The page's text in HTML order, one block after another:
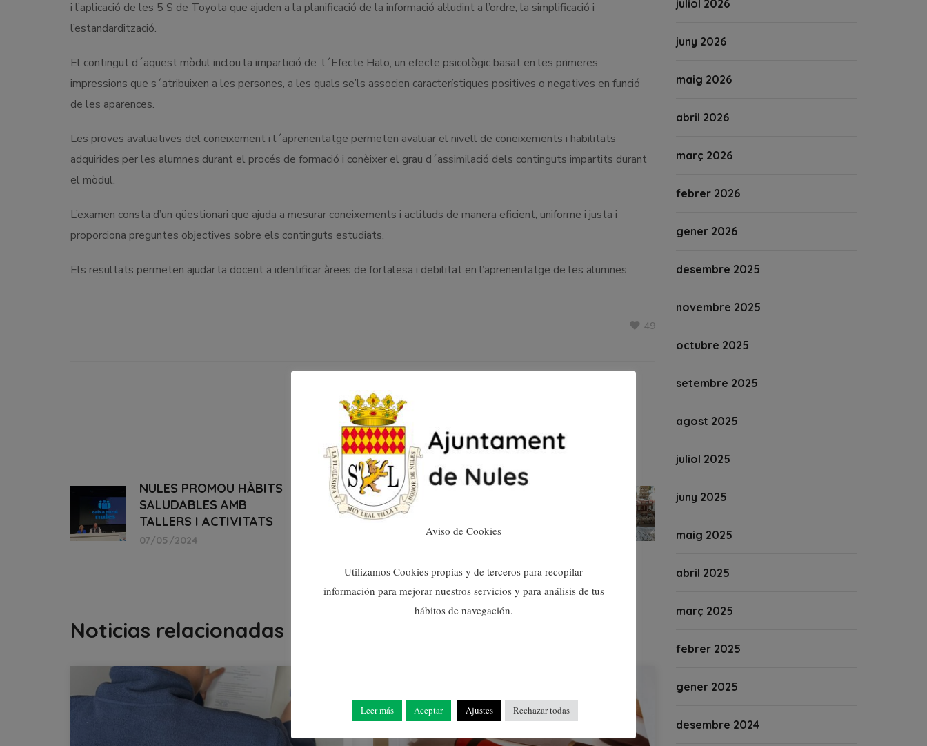
i l’aplicació de les 5 S de Toyota que ajuden a la planificació de la informació al·ludint a l’ordre, la simplificació i
l’estandardització.
El contingut d´aquest mòdul inclou la impartició de l´Efecte Halo, un efecte psicològic basat en les primeres
impressions que s´atribuixen a les persones, a les quals se’ls associen característiques positives o negatives en funció
de les aparences.
Les proves avaluatives del coneixement i l´aprenentatge permeten avaluar el nivell de coneixements i habilitats
adquirides per les alumnes durant el procés de formació i conèixer el grau d´assimilació dels continguts impartits durant
el mòdul.
L’examen consta d’un qüestionari que ajuda a mesurar coneixements i actituds de manera eficient, uniforme i justa i
proporciona preguntes objectives sobre els continguts estudiats.
Els resultats permeten ajudar la docent a identificar àrees de fortalesa i debilitat en l’aprenentatge de les alumnes.
49
NULES PROMOU HÀBITS
SALUDABLES AMB
TALLERS I ACTIVITATS
07/05/2024
NULES REIVINDICA LA
Noticias relacionadas
juliol 2026
juny 2026
maig 2026
abril 2026
març 2026
febrer 2026
gener 2026
desembre 2025
novembre 2025
octubre 2025
setembre 2025
agost 2025
juliol 2025
juny 2025
maig 2025
abril 2025
març 2025
febrer 2025
gener 2025
desembre 2024
Aviso de Cookies
Utilizamos Cookies propias y de terceros para recopilar
información para mejorar nuestros servicios y para análisis de tus
hábitos de navegación.
Leer más Aceptar Ajustes Rechazar todas